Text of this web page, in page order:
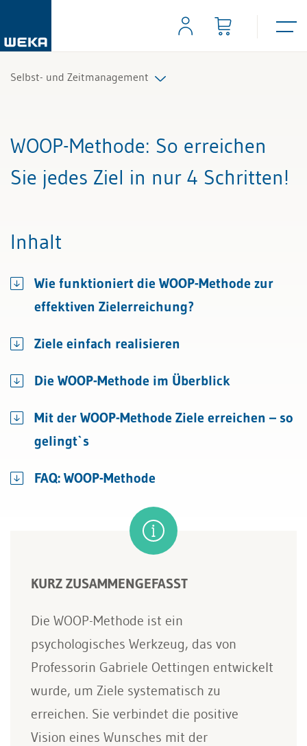
Selbst- und Zeitmanagement
WOOP-Methode: So erreichen
Sie jedes Ziel in nur 4 Schritten!
Inhalt
Wie funktioniert die WOOP-Methode zur
effektiven Zielerreichung?
Ziele einfach realisieren
Die WOOP-Methode im Überblick
Mit der WOOP-Methode Ziele erreichen – so
gelingt`s
FAQ: WOOP-Methode
KURZ ZUSAMMENGEFASST
Die WOOP-Methode ist ein
psychologisches Werkzeug, das von
Professorin Gabriele Oettingen entwickelt
wurde, um Ziele systematisch zu
erreichen. Sie verbindet die positive
Vision eines Wunsches mit der